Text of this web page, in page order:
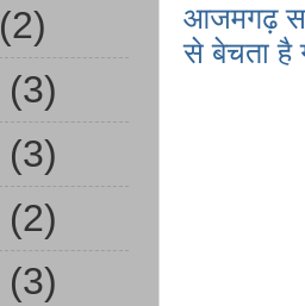
आजमगढ़
से बेचता है
(2)
(3)
(3)
(2)
(3)